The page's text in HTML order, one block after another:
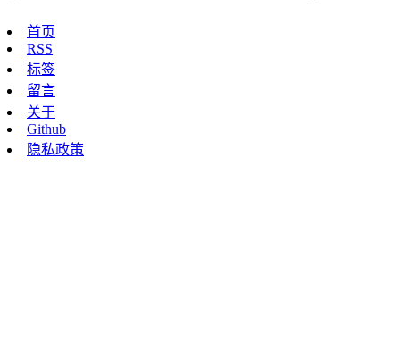
首页
RSS
标签
留言
关于
Github
隐私政策